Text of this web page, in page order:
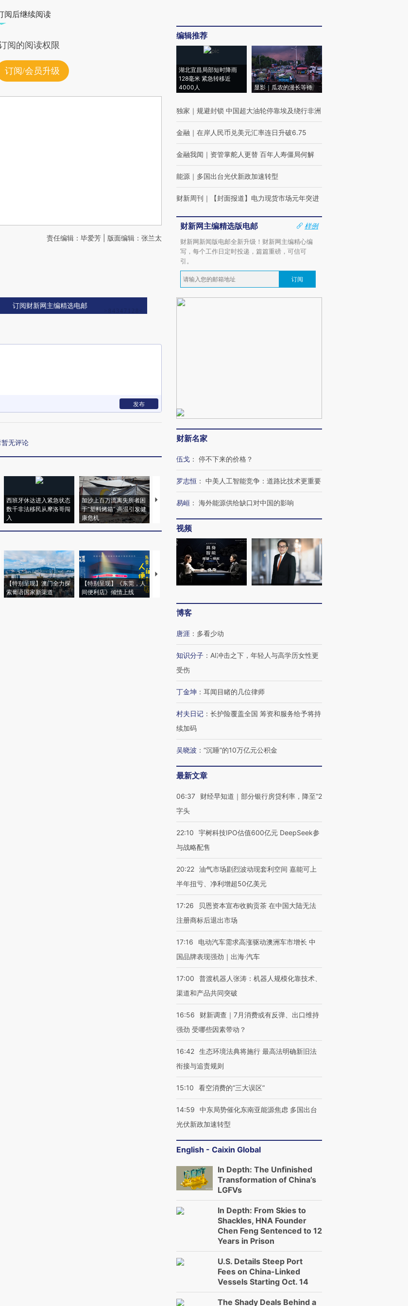
阅后继续阅读
阅的阅读权限
订阅/会员升级
责任编辑：毕爱芳 | 版面编辑：张兰太
订阅财新网主编精选电邮
发布
无评论
西班牙休达进入紧急状态
数千非法移民从摩洛哥闯
入
加沙上百万流离失所者困
于“塑料烤箱” 高温引发健
康危机
视线｜HYROX的吸金
心“花钱找虐”？
马航飞行员跨国走私7万
毒品
育部长拱下台
【特别呈现】澳门全力探
索葡语国家新渠道
【特别呈现】《东莞，人
间便利店》倾情上线
【推广】走进第四届链博
会，让数智科技“链”接产
【特别呈现】寻找100种
【商旅对话】华住集团
CFO：不靠规模取胜，华
编辑推荐
湖北宜昌局部短时降雨
128毫米 紧急转移近
4000人
显影｜瓜农的漫长等待
独家 ｜ 规避封锁 中国超大油轮停靠埃及绕行非洲
金融 ｜ 在岸人民币兑美元汇率连日升破6.75
金融我闻 ｜ 资管掌舵人更替 百年人寿僵局何解
能源 ｜ 多国出台光伏新政加速转型
财新周刊 ｜ 【封面报道】电力现货市场元年突进
财新网主编精选版电邮
样例
财新网新闻版电邮全新升级！财新网主编精心编
写，每个工作日定时投递，篇篇重磅，可信可
引。
订阅
财新名家
伍戈 ： 停不下来的价格？
罗志恒 ： 中美人工智能竞争：道路比技术更重要
易峘 ： 海外能源供给缺口对中国的影响
视频
博客
唐涯 ： 多看少动
知识分子 ： AI冲击之下，年轻人与高学历女性更
受伤
丁金坤 ： 耳闻目睹的几位律师
村夫日记 ： 长护险覆盖全国 筹资和服务给予将持
续加码
吴晓波 ： “沉睡”的10万亿元公积金
最新文章
06:37
财经早知道｜部分银行房贷利率，降至“2
字头
22:10
宇树科技IPO估值600亿元 DeepSeek参
与战略配售
20:22 油气市场剧烈波动现套利空间 嘉能可上
半年扭亏、净利增超50亿美元
17:26
贝恩资本宣布收购贡茶 在中国大陆无法
注册商标后退出市场
17:16
电动汽车需求高涨驱动澳洲车市增长 中
国品牌表现强劲｜出海·汽车
17:00
普渡机器人张涛：机器人规模化靠技术、
渠道和产品共同突破
16:56
财新调查｜7月消费或有反弹、出口维持
强劲 受哪些因素带动？
16:42 生态环境法典将施行 最高法明确新旧法
衔接与追责规则
15:10 看空消费的“三大误区”
14:59
中东局势催化东南亚能源焦虑 多国出台
光伏新政加速转型
English - Caixin Global
In Depth: The Unfinished
Transformation of China’s
LGFVs
In Depth: From Skies to
Shackles, HNA Founder
Chen Feng Sentenced to 12
Years in Prison
U.S. Details Steep Port
Fees on China-Linked
Vessels Starting Oct. 14
The Shady Deals Behind a